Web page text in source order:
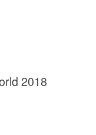
2018